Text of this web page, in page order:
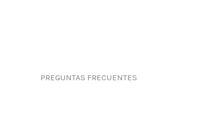
PREGUNTAS FRECUENTES